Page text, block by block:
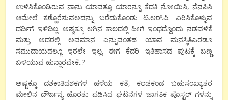
ಉಳಿಸಿಕೊಂಡಿರುವ ನಾನು ಯಾವತ್ತೂ ಯಾರನ್ನೂ ಕೆದಕಿ ನೋಯಿಸಿ, ನೆನಪಿಸಿ
ಆಮೇಲೆ ಕಣ್ಣೊರೆಸುವಅದನ್ನು ಬರೆದುಕೊಂಡು ಟಿ.ಆರ್.ಪಿ. ಏರಿಸಿಕೊಳ್ಳುವ
ದರ್ದಿಗೆ ಇಳಿದಿಲ್ಲ. ಅಷ್ಟಕ್ಕೂ ಆಗಿನ ಕಾಲದಲ್ಲಿ ಹೀಗೆ ಇಂಥದ್ದೊಂದು ನಡವಳಿಕೆ
ಮತ್ತು ಅದರಲ್ಲಿ ಅವಮಾನ ಎನ್ನುವಂತಹ ಯಾವ ಮನಸ್ಥಿತಿಎರಡೂ
ಸಮುದಾಯದಲ್ಲೂ ಇರಲೇ ಇಲ್ಲ. ಈಗ ಕೆದರಿ ಇತಿಹಾಸದ ಪುಟಕ್ಕೆ ಬಣ್ಣ
ಬಳಿಯುವ ಹುನ್ನಾರವೇಕೆ..?
ಅಷ್ಟಕ್ಕೂ ದಶಕಾತಿದಶಕಗಳ ಹಳೆಯ ಕತೆ, ಕಂಡಕಂಡ ಬಹುಸಂಖ್ಯಾತರ
ಮೇಲಿನ ದೌರ್ಜನ್ಯ ಹೊರತು ಪಡಿಸಿದ ಘಟನೆಗಳ ಜಾಗತಿಕ ಪೊಸ್ಟರ್ ಗಳನ್ನು